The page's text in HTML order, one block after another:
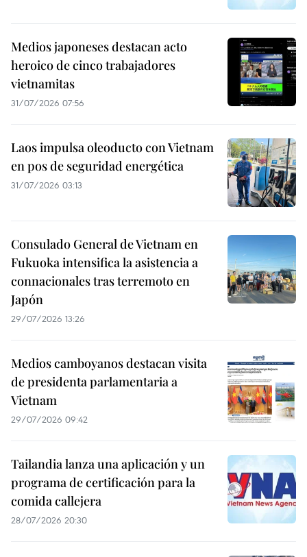
Medios japoneses destacan acto
heroico de cinco trabajadores
vietnamitas
31/07/2026 07:56
Laos impulsa oleoducto con Vietnam
en pos de seguridad energética
31/07/2026 03:13
Consulado General de Vietnam en
Fukuoka intensifica la asistencia a
connacionales tras terremoto en
Japón
29/07/2026 13:26
Medios camboyanos destacan visita
de presidenta parlamentaria a
Vietnam
29/07/2026 09:42
Tailandia lanza una aplicación y un
programa de certificación para la
comida callejera
28/07/2026 20:30